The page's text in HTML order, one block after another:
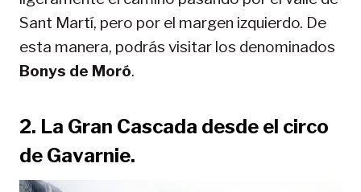
Sant Martí, pero por el margen izquierdo. De
esta manera, podrás visitar los denominados
Bonys de Moró.
2. La Gran Cascada desde el circo
de Gavarnie.